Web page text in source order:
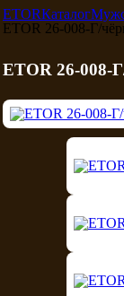
ETORКаталог
ETOR 26-008-Г/
ETOR 26-008-